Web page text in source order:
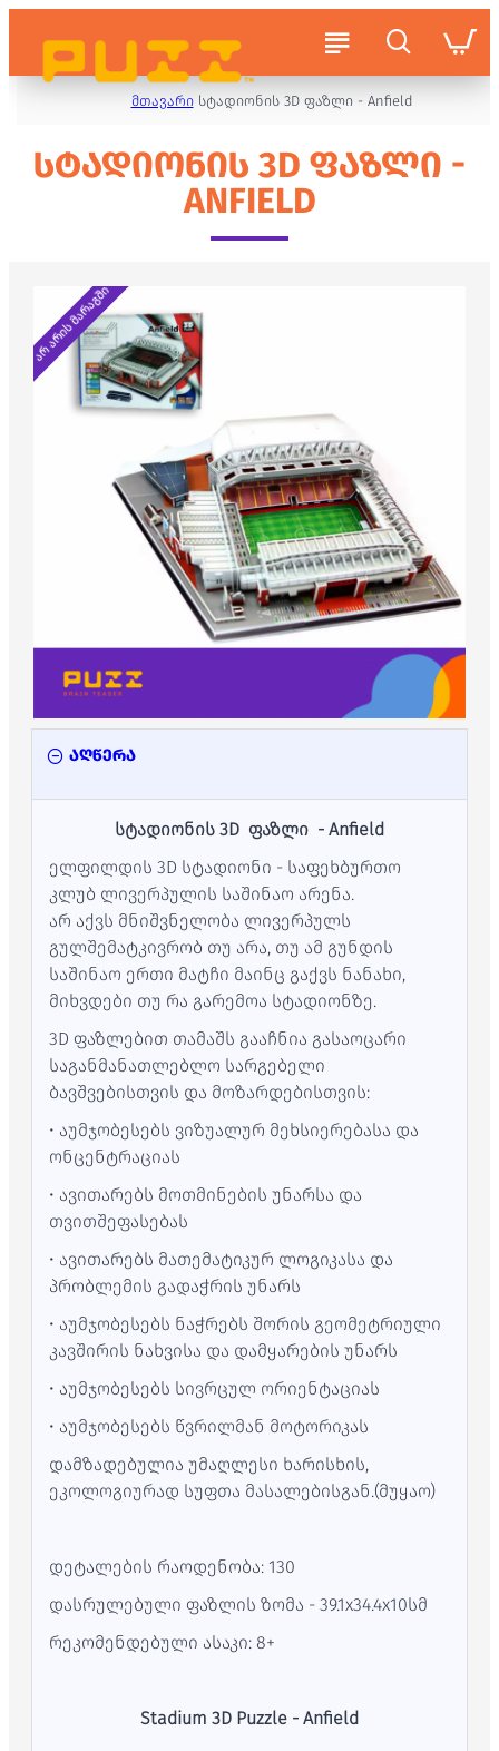
მთავარი სტადიონის 3D ფაზლი - Anfield
ᲡᲢᲐᲓᲘᲝᲜᲘᲡ 3D ᲤᲐᲖᲚᲘ -
ANFIELD
არ არის მარაგში
აღწერა
სტადიონის 3D ფაზლი - Anfield
ელფილდის 3D სტადიონი - საფეხბურთო
კლუბ ლივერპულის საშინაო არენა.
არ აქვს მნიშვნელობა ლივერპულს
გულშემატკივრობ თუ არა, თუ ამ გუნდის
საშინაო ერთი მატჩი მაინც გაქვს ნანახი,
მიხვდები თუ რა გარემოა სტადიონზე.
3D ფაზლებით თამაშს გააჩნია გასაოცარი
საგანმანათლებლო სარგებელი
ბავშვებისთვის და მოზარდებისთვის:
• აუმჯობესებს ვიზუალურ მეხსიერებასა და
ონცენტრაციას
• ავითარებს მოთმინების უნარსა და
თვითშეფასებას
• ავითარებს მათემატიკურ ლოგიკასა და
პრობლემის გადაჭრის უნარს
• აუმჯობესებს ნაჭრებს შორის გეომეტრიული
კავშირის ნახვისა და დამყარების უნარს
• აუმჯობესებს სივრცულ ორიენტაციას
• აუმჯობესებს წვრილმან მოტორიკას
დამზადებულია უმაღლესი ხარისხის,
ეკოლოგიურად სუფთა მასალებისგან.(მუყაო)
დეტალების რაოდენობა: 130
დასრულებული ფაზლის ზომა - 39.1x34.4x10სმ
რეკომენდებული ასაკი: 8+
Stadium 3D Puzzle - Anfield